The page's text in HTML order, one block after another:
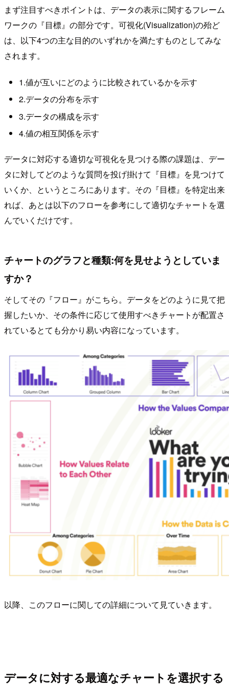
まず注目すべきポイントは、データの表示に関するフレーム
ワークの『目標』の部分です。可視化(Visualization)の殆ど
は、以下4つの主な目的のいずれかを満たすものとしてみな
されます。
1.値が互いにどのように比較されているかを示す
2.データの分布を示す
3.データの構成を示す
4.値の相互関係を示す
データに対応する適切な可視化を見つける際の課題は、デー
タに対してどのような質問を投げ掛けて『目標』を見つけて
いくか、というところにあります。その『目標』を特定出来
れば、あとは以下のフローを参考にして適切なチャートを選
んでいくだけです。
チャートのグラフと種類:何を見せようとしていま
すか？
そしてその『フロー』がこちら。データをどのように見て把
握したいか、その条件に応じて使用すべきチャートが配置さ
れているとても分かり易い内容になっています。
以降、このフローに関しての詳細について見ていきます。
データに対する最適なチャートを選択する